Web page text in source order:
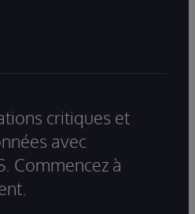
critiques et
avec
Commencez à